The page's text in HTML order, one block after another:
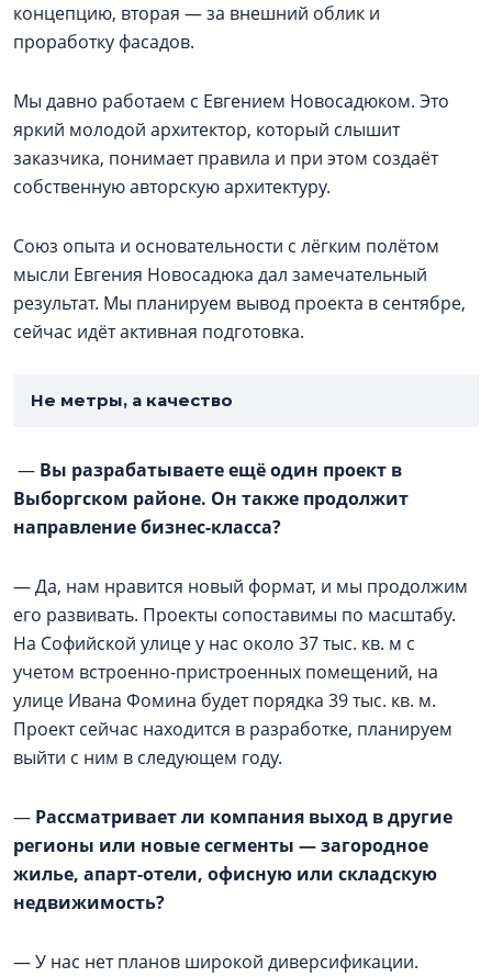
концепцию, вторая — за внешний облик и
проработку фасадов.
Мы давно работаем с Евгением Новосадюком. Это
яркий молодой архитектор, который слышит
заказчика, понимает правила и при этом создаёт
собственную авторскую архитектуру.
Союз опыта и основательности с лёгким полётом
мысли Евгения Новосадюка дал замечательный
результат. Мы планируем вывод проекта в сентябре,
сейчас идёт активная подготовка.
Не метры, а качество
— Вы разрабатываете ещё один проект в
Выборгском районе. Он также продолжит
направление бизнес-класса?
— Да, нам нравится новый формат, и мы продолжим
его развивать. Проекты сопоставимы по масштабу.
На Софийской улице у нас около 37 тыс. кв. м с
учетом встроенно-пристроенных помещений, на
улице Ивана Фомина будет порядка 39 тыс. кв. м.
Проект сейчас находится в разработке, планируем
выйти с ним в следующем году.
— Рассматривает ли компания выход в другие
регионы или новые сегменты — загородное
жилье, апарт-отели, офисную или складскую
недвижимость?
— У нас нет планов широкой диверсификации.